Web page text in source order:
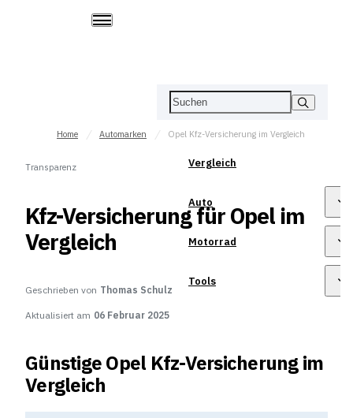
Vergleich
Auto
Motorrad
Tools
Home Automarken Opel Kfz-Versicherung im Vergleich
Transparenz
Kfz-Versicherung für Opel im
Vergleich
Geschrieben von Thomas Schulz
Aktualisiert am 06 Februar 2025
Günstige Opel Kfz-Versicherung im
Vergleich